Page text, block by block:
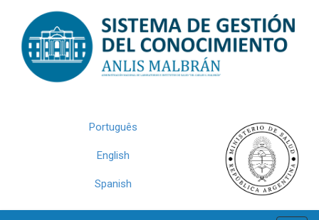
navigation
Português
English
Spanish